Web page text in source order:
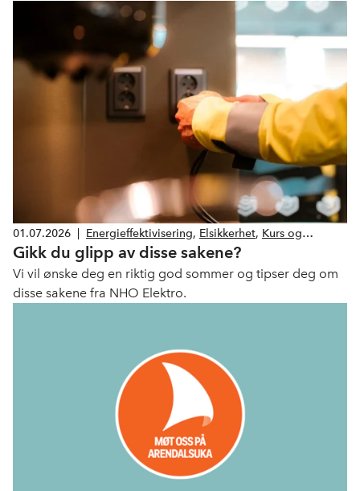
og kommuner betaler markedspris. Her er 9 gode råd til
hvordan du kan hjelpe kundene til å spare strøm.
01.07.2026 Energieffektivisering, Elsikkerhet, Kurs og
kompetanse,Produkter og tjenester
Gikk du glipp av disse sakene?
Vi vil ønske deg en riktig god sommer og tipser deg om
disse sakene fra NHO Elektro.